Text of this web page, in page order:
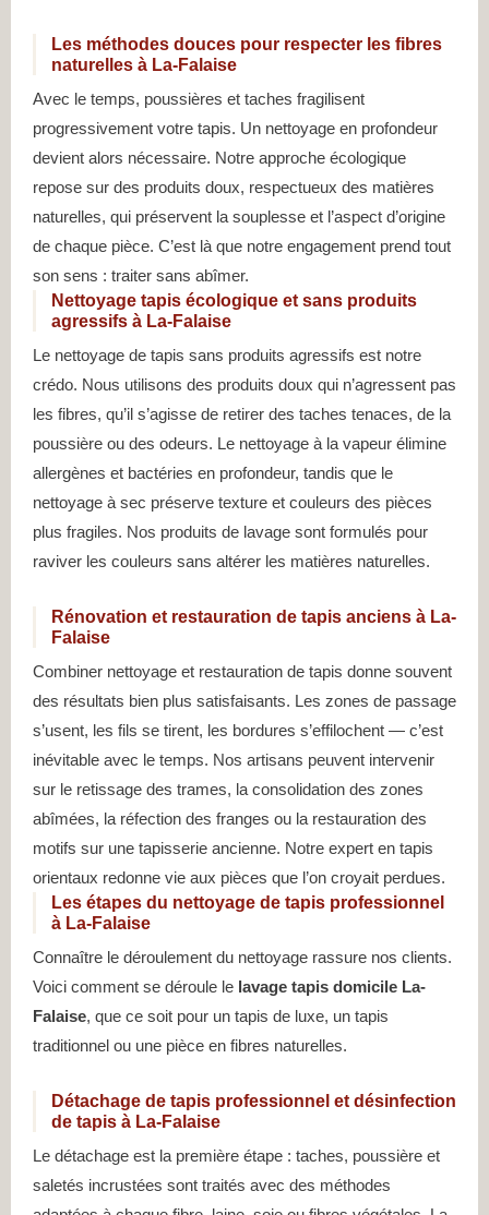
Les méthodes douces pour respecter les fibres
naturelles à La-Falaise
Avec le temps, poussières et taches fragilisent
progressivement votre tapis. Un nettoyage en profondeur
devient alors nécessaire. Notre approche écologique
repose sur des produits doux, respectueux des matières
naturelles, qui préservent la souplesse et l’aspect d’origine
de chaque pièce. C’est là que notre engagement prend tout
son sens : traiter sans abîmer.
Nettoyage tapis écologique et sans produits
agressifs à La-Falaise
Le nettoyage de tapis sans produits agressifs est notre
crédo. Nous utilisons des produits doux qui n’agressent pas
les fibres, qu’il s’agisse de retirer des taches tenaces, de la
poussière ou des odeurs. Le nettoyage à la vapeur élimine
allergènes et bactéries en profondeur, tandis que le
nettoyage à sec préserve texture et couleurs des pièces
plus fragiles. Nos produits de lavage sont formulés pour
raviver les couleurs sans altérer les matières naturelles.
Rénovation et restauration de tapis anciens à La-
Falaise
Combiner nettoyage et restauration de tapis donne souvent
des résultats bien plus satisfaisants. Les zones de passage
s’usent, les fils se tirent, les bordures s’effilochent — c’est
inévitable avec le temps. Nos artisans peuvent intervenir
sur le retissage des trames, la consolidation des zones
abîmées, la réfection des franges ou la restauration des
motifs sur une tapisserie ancienne. Notre expert en tapis
orientaux redonne vie aux pièces que l’on croyait perdues.
Les étapes du nettoyage de tapis professionnel
à La-Falaise
Connaître le déroulement du nettoyage rassure nos clients.
Voici comment se déroule le lavage tapis domicile La-
Falaise, que ce soit pour un tapis de luxe, un tapis
traditionnel ou une pièce en fibres naturelles.
Détachage de tapis professionnel et désinfection
de tapis à La-Falaise
Le détachage est la première étape : taches, poussière et
saletés incrustées sont traités avec des méthodes